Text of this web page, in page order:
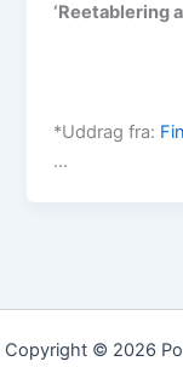
‘Reetablering
*Uddrag fra:
…
Copyright © 2026